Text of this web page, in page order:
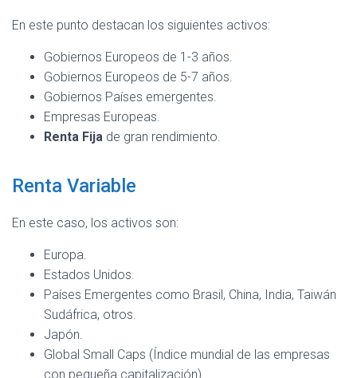
En este punto destacan los siguientes activos:
Gobiernos Europeos de 1-3 años.
Gobiernos Europeos de 5-7 años.
Gobiernos Países emergentes.
Empresas Europeas.
Renta Fija de gran rendimiento.
Renta Variable
En este caso, los activos son:
Europa.
Estados Unidos.
Países Emergentes como Brasil, China, India, Taiwán
Sudáfrica, otros.
Japón.
Global Small Caps (Índice mundial de las empresas
con pequeña capitalización).